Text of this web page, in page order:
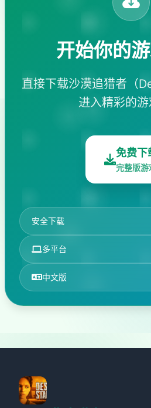
开始你的
直接下载沙漠追猎者（
进入精彩的
免费下
完整版游
安全下载
多平台
中文版